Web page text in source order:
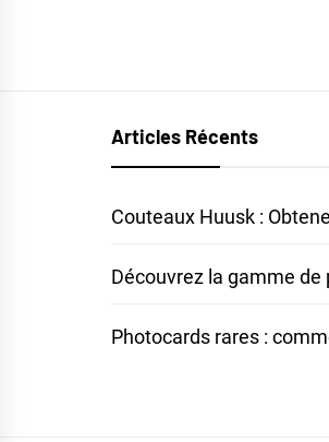
Articles Récents
Couteaux Huusk :
Découvrez la gamme
Photocards rares :